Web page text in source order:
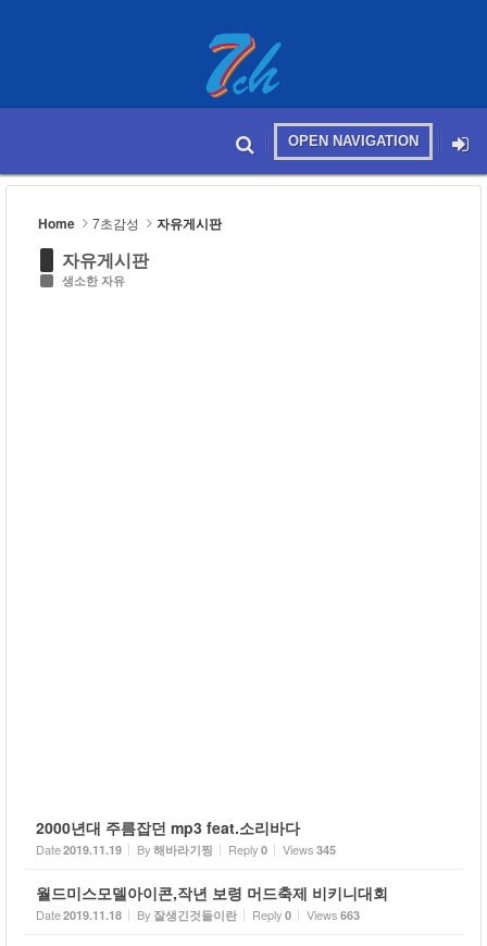
메뉴 건너뛰기
OPEN NAVIGATION
본문시작
Home 7초감성 자유게시판
자유게시판
생소한 자유
2000년대 주름잡던 mp3 feat.소리바다
Date2019.11.19 By 해바라기찡 Reply 0 Views 345
월드미스모델아이콘,작년 보령 머드축제 비키니대회
Date2019.11.18 By 잘생긴것들이란 Reply 0 Views 663
Sketchbook5, 스케치북5
Sketchbook5, 스케치북5